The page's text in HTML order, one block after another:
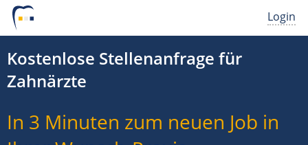
Login
Kostenlose Stellenanfrage für
Zahnärzte
In 3 Minuten zum neuen Job in